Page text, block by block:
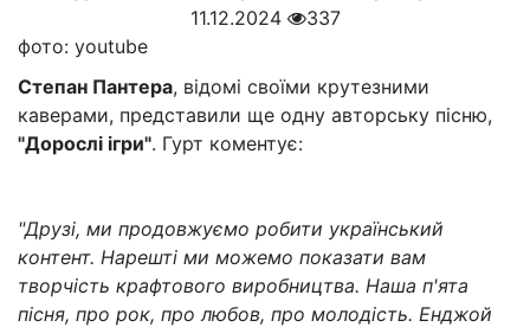
11.12.2024
337
фото: youtube
Степан Пантера, відомі своїми крутезними
каверами, представили ще одну авторську пісню,
"Дорослі ігри". Гурт коментує:
"Друзі, ми продовжуємо робити український
контент. Нарешті ми можемо показати вам
творчість крафтового виробництва. Наша п'ята
пісня, про рок, про любов, про молодість. Енджой